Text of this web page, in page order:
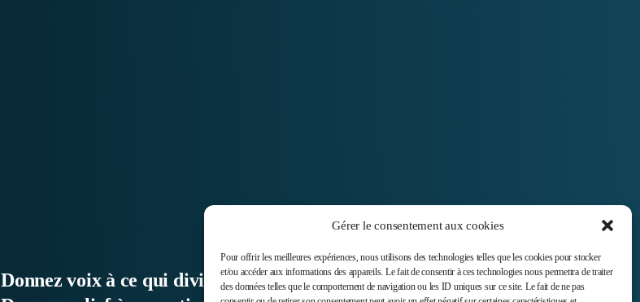
Gérer le consentement aux cookies
Pour offrir les meilleures expériences, nous utilisons des technologies telles que les cookies pour stocker
et/ou accéder aux informations des appareils. Le fait de consentir à ces technologies nous permettra de traiter
des données telles que le comportement de navigation ou les ID uniques sur ce site. Le fait de ne pas
Donnez voix à ce qui divise,
Newsletter